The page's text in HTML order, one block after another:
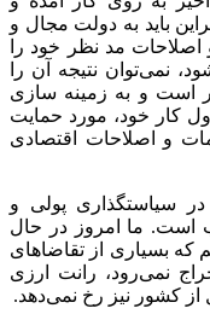
باید به دولت مجال و
اصلاحات مد نظر خود را
نمی‌توان نتیجه آن را
است و به زمینه سازی
کار خود، مورد حمایت
و اصلاحات اقتصادی
سیاستگذاری پولی و
است. ما امروز در حال
بسیاری از تقاضاهای
نمی‌رود، رانت ارزی
کشور نیز رخ نمی‌دهد.